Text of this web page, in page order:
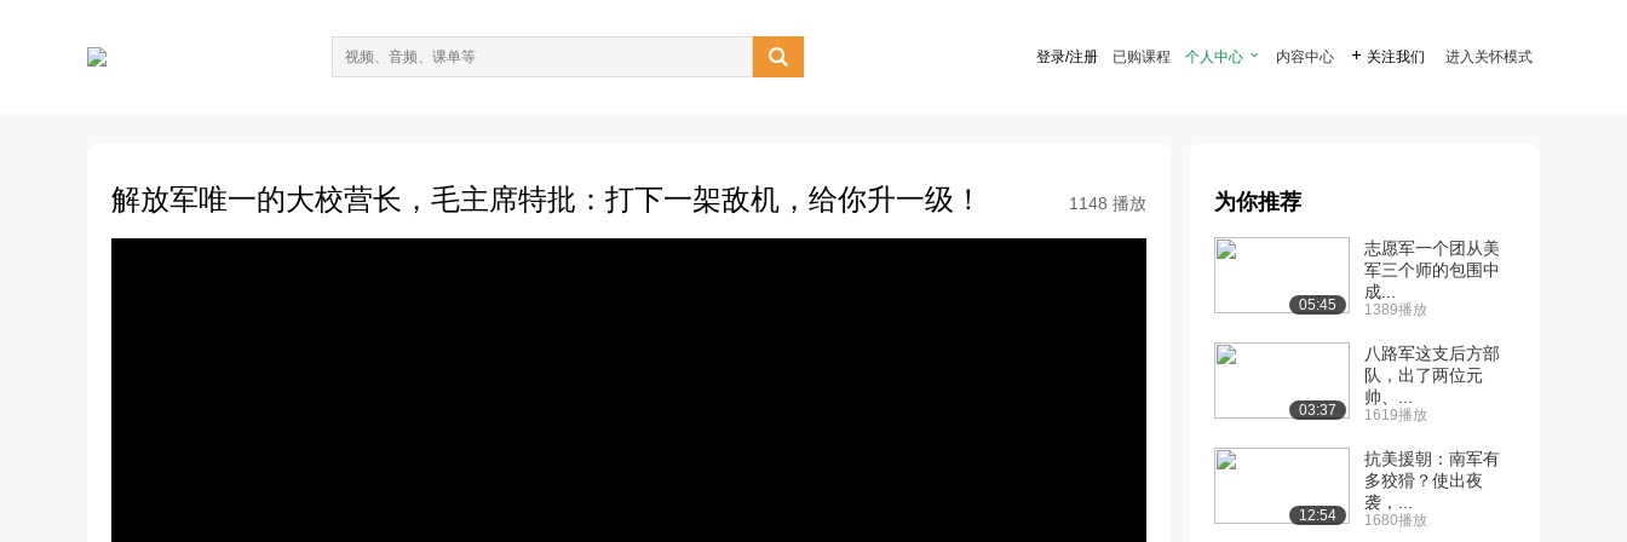
 登录/注册 已购课程 个人中心  内容中心  关注我们 进入关怀模式
解放军唯一的大校营长，毛主席特批：打下一架敌机，给你升一级！ 1148 播放 为你推荐
05:45
志愿军一个团从美
军三个师的包围中
成...
1389播放
03:37
八路军这支后方部
队，出了两位元
帅、...
1619播放
12:54
抗美援朝：南军有
多狡猾？使出夜
袭，...
1680播放